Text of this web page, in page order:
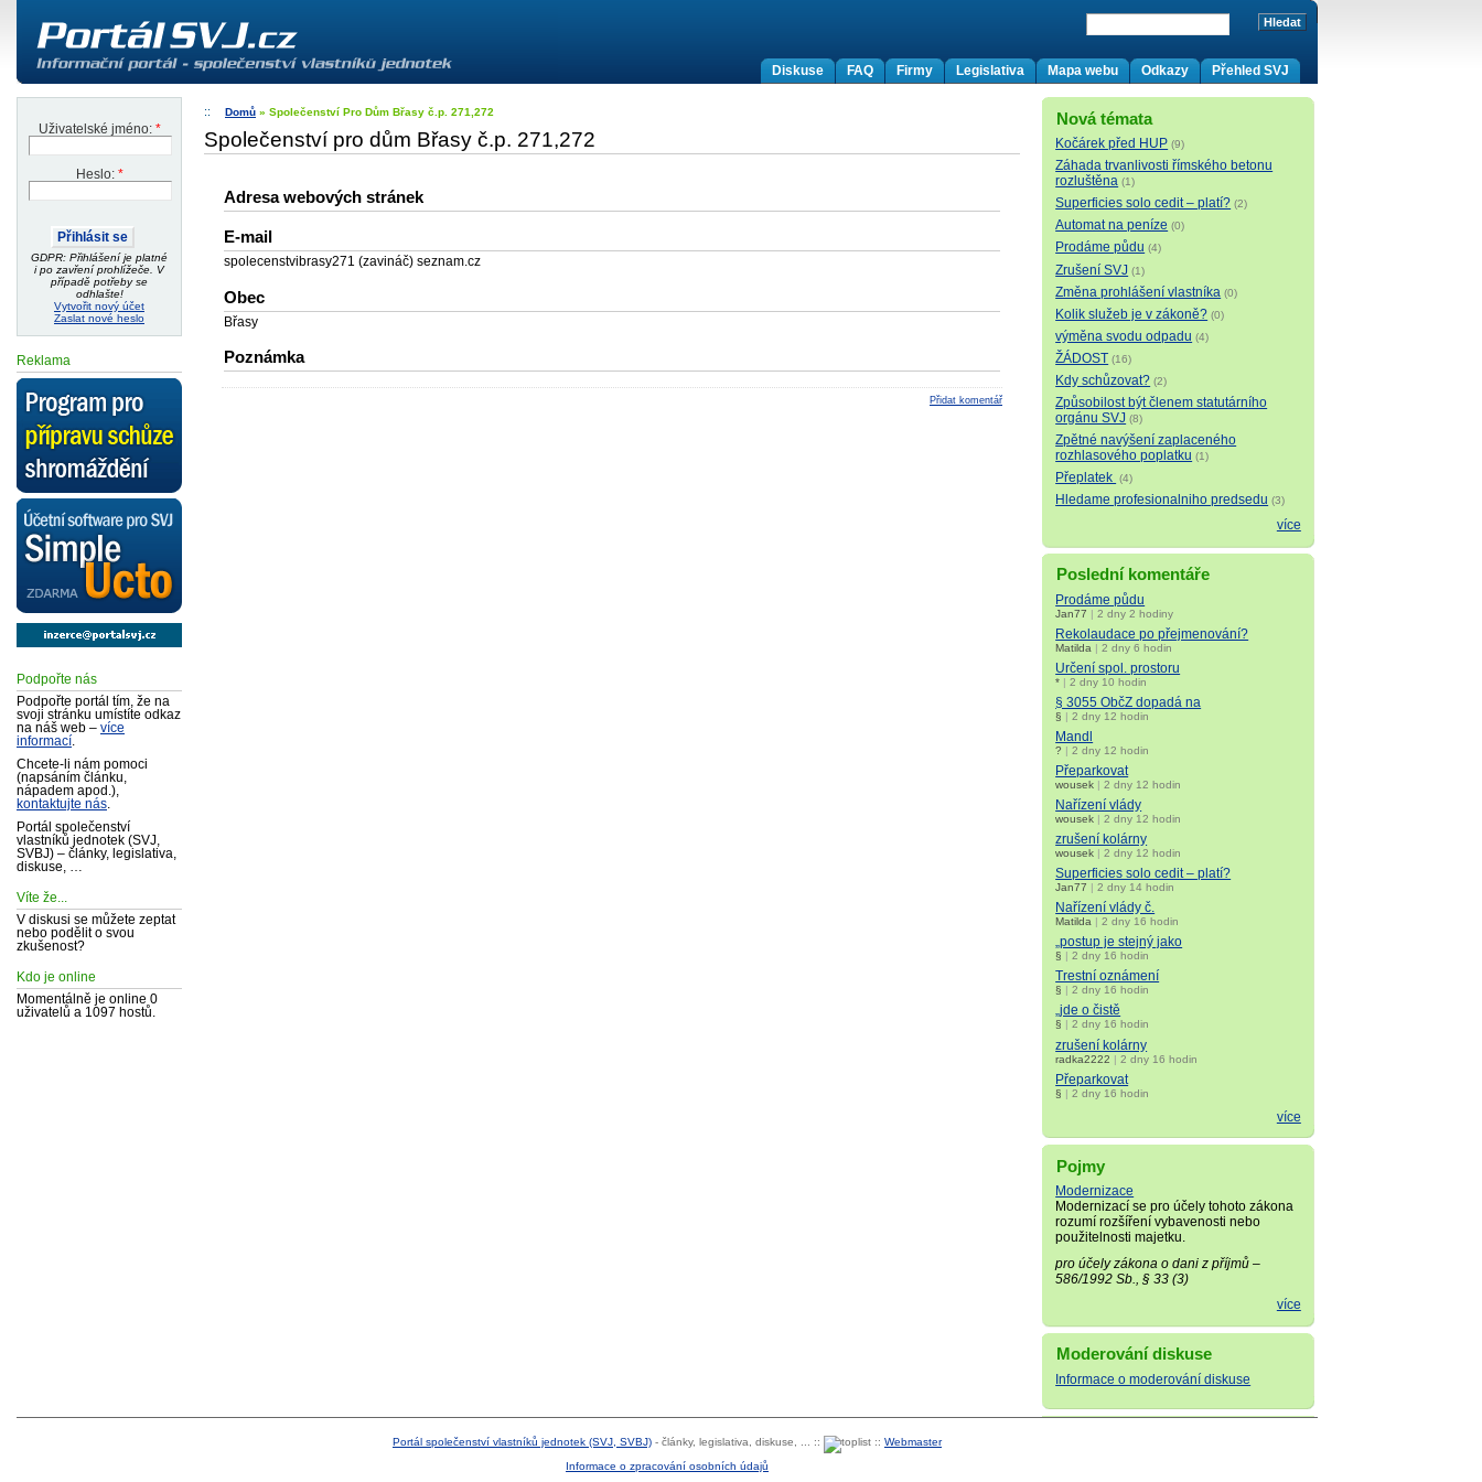
Přehled SVJ
Odkazy
Mapa webu
Legislativa
Firmy
FAQ
Diskuse
Uživatelské jméno: *
Heslo: *
GDPR: Přihlášení je platné
i po zavření prohlížeče. V
případě potřeby se
odhlašte!
Vytvořit nový účet
Zaslat nové heslo
Reklama
Podpořte nás
Podpořte portál tím, že na
svoji stránku umístíte odkaz
na náš web – více
informací
Chcete-li nám pomoci
(napsáním článku,
nápadem apod.),
kontaktujte nás
Portál společenství
vlastníků jednotek (SVJ,
SVBJ) – články, legislativa,
diskuse, …
Víte že...
V diskusi se můžete zeptat
nebo podělit o svou
zkušenost?
Kdo je online
Momentálně je online 0
uživatelů a 1097 hostů.
Nová témata
Kočárek před HUP (9)
Záhada trvanlivosti římského betonu
rozluštěna (1)
Superficies solo cedit – platí? (2)
Automat na peníze (0)
Prodáme půdu (4)
Zrušení SVJ (1)
Změna prohlášení vlastníka (0)
Kolik služeb je v zákoně? (0)
výměna svodu odpadu (4)
ŽÁDOST (16)
Kdy schůzovat? (2)
Způsobilost být členem statutárního
orgánu SVJ (8)
Zpětné navýšení zaplaceného
rozhlasového poplatku (1)
Přeplatek (4)
Hledame profesionalniho predsedu (3)
více
Poslední komentáře
Prodáme půdu
Jan77 |2 dny 2 hodiny
Rekolaudace po přejmenování?
Matilda |2 dny 6 hodin
Určení spol. prostoru
* |2 dny 10 hodin
§ 3055 ObčZ dopadá na
§ |2 dny 12 hodin
Mandl
? |2 dny 12 hodin
Přeparkovat
wousek |2 dny 12 hodin
Nařízení vlády
wousek |2 dny 12 hodin
zrušení kolárny
wousek |2 dny 12 hodin
Superficies solo cedit – platí?
Jan77 |2 dny 14 hodin
Nařízení vlády č.
Matilda |2 dny 16 hodin
„postup je stejný jako
§ |2 dny 16 hodin
Trestní oznámení
§ |2 dny 16 hodin
„jde o čistě
§ |2 dny 16 hodin
zrušení kolárny
radka2222 |2 dny 16 hodin
Přeparkovat
§ |2 dny 16 hodin
více
Pojmy
Modernizace
Modernizací se pro účely tohoto zákona
rozumí rozšíření vybavenosti nebo
použitelnosti majetku.
pro účely zákona o dani z příjmů –
586/1992 Sb., § 33 (3)
více
Moderování diskuse
Informace o moderování diskuse
Domů » Společenství Pro Dům Břasy č.p. 271,272
Společenství pro dům Břasy č.p. 271,272
Adresa webových stránek
E-mail
spolecenstvibrasy271 (zavináč) seznam.cz
Obec
Břasy
Poznámka
Přidat komentář
Portál společenství vlastníků jednotek (SVJ, SVBJ) - články, legislativa, diskuse, ... :: :: Webmaster
Informace o zpracování osobních údajů